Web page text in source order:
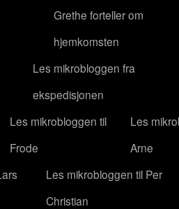
Grethe forteller om
hjemkomsten
Les mikrobloggen fra
ekspedisjonen
Les mikrobloggen til
Frode
Les
Arne
Les mikrobloggen til Per
Christian